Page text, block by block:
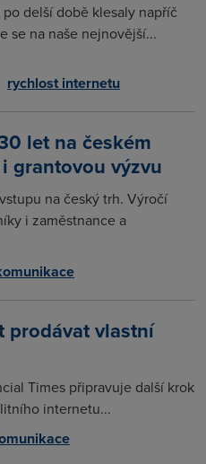
delší době klesaly napříč
se na naše nejnovější...
rychlost internetu
let na českém
grantovou výzvu
na český trh. Výročí
i zaměstnance a
prodávat vlastní
Times připravuje další krok
internetu...